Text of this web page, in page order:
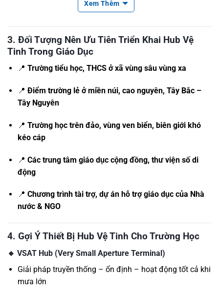
Trường học vẫn giữ liên lạc khi có lũ lụt, bão, đ
ứt cáp, mất điện
ài hạn
m, không cần kéo cáp
Xem Thêm
3. Đối Tượng Nên Ưu Tiên Triển Khai Hub Vệ
Tinh Trong Giáo Dục
📍 Trường tiểu học, THCS ở xã vùng sâu vùng xa
📍 Điểm trường lẻ ở miền núi, cao nguyên, Tây Bắc –
Tây Nguyên
📍 Trường học trên đảo, vùng ven biển, biên giới khó
kéo cáp
📍 Các trung tâm giáo dục cộng đồng, thư viện số di
động
📍 Chương trình tài trợ, dự án hỗ trợ giáo dục của Nhà
nước & NGO
4. Gợi Ý Thiết Bị Hub Vệ Tinh Cho Trường Học
🔸 VSAT Hub (Very Small Aperture Terminal)
Giải pháp truyền thống – ổn định – hoạt động tốt cả khi
mưa lớn